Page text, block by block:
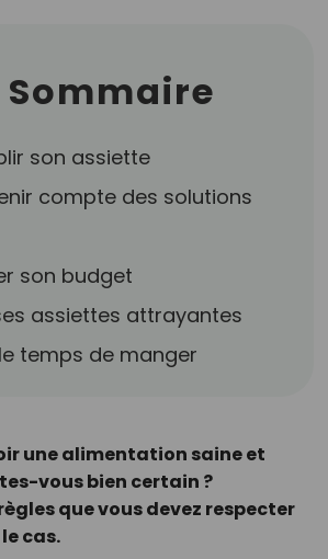
Sommaire
son assiette
compte des solutions
son budget
assiettes attrayantes
temps de manger
une alimentation saine et
vous bien certain ?
que vous devez respecter
cas.